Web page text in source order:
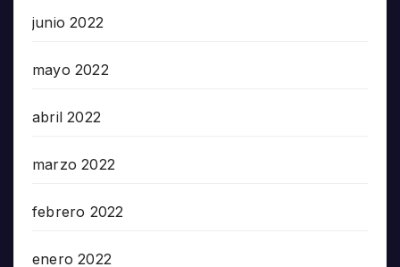
junio 2022
mayo 2022
abril 2022
marzo 2022
febrero 2022
enero 2022